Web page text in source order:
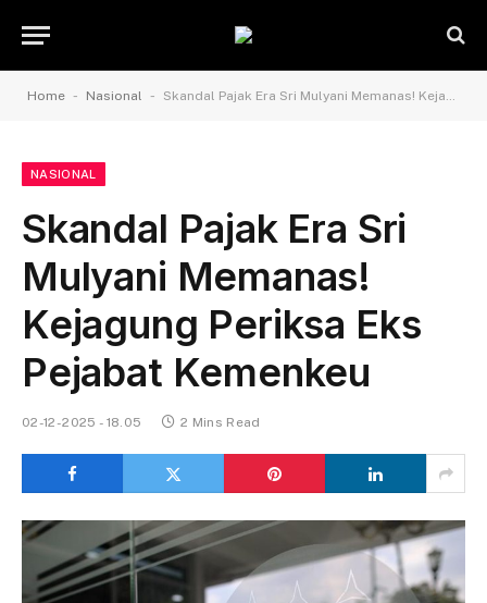
Home - Nasional - Skandal Pajak Era Sri Mulyani Memanas! Kejagung Periksa Eks Pejabat Kemenkeu
NASIONAL
Skandal Pajak Era Sri
Mulyani Memanas!
Kejagung Periksa Eks
Pejabat Kemenkeu
02-12-2025 - 18.05 2 Mins Read